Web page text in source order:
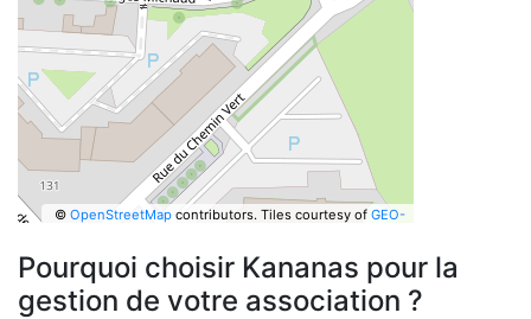
© OpenStreetMapcontributors. Tiles courtesy of GEO-
Pourquoi choisir Kananas pour la
gestion de votre association ?